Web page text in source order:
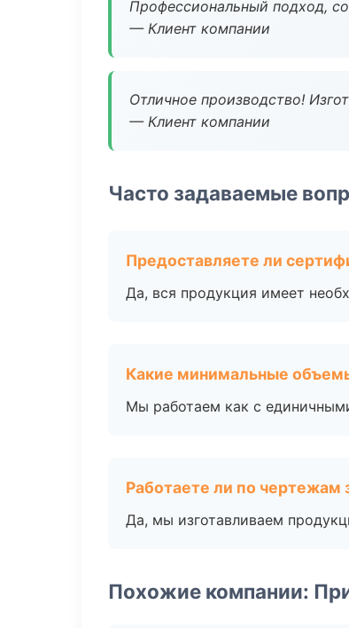
Профессиональный подход,
— Клиент компании
Отличное производство!
— Клиент компании
Часто задаваемые
Предоставляете ли
Да, вся продукция имеет
Какие минимальные
Мы работаем как с
Работаете ли по чертежам
Да, мы изготавливаем
Похожие компании: